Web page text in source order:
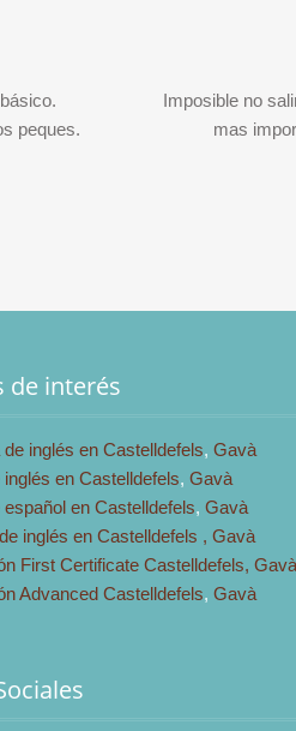
peques.
Imposible no
mas
de interés
inglés en Castelldefels,Gavà
en Castelldefels,Gavà
en Castelldefels,Gavà
inglés en Castelldefels ,Gavà
First Certificate Castelldefels,Gavà
Advanced Castelldefels,Gavà